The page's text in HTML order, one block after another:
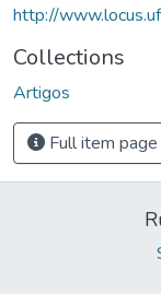
http://
Collections
Artigos
Full item page